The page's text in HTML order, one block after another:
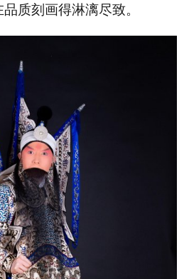
质刻画得淋漓尽致。